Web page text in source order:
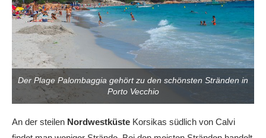
Der Plage Palombaggia gehört zu den schönsten Stränden in
Porto Vecchio
An der steilen Nordwestküste Korsikas südlich von Calvi